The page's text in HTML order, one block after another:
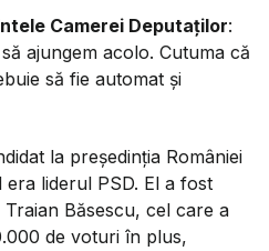
Camerei Deputaților:
ajungem acolo. Cutuma că
să fie automat și
la președinția României
liderul PSD. El a fost
Băsescu, cel care a
de voturi în plus,